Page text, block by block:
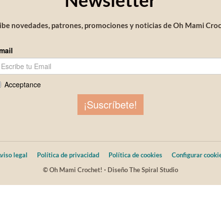
novedades, patrones, promociones y noticias de Oh Mami
legal Política de privacidad Política de cookies
Configurar
© Oh Mami Crochet! · Diseño The Spiral Studio